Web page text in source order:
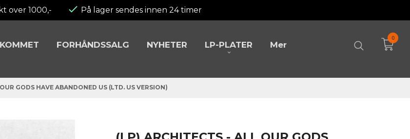
over 1000,- På lager sendes innen 24 timer
FORHÅNDSSALG NYHETER LP-PLATER Mer
0
GODS HAVE ABANDONED US (LTD. US VERSION)